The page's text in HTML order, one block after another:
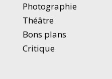
Photographie
Théâtre
Bons plans
Critique